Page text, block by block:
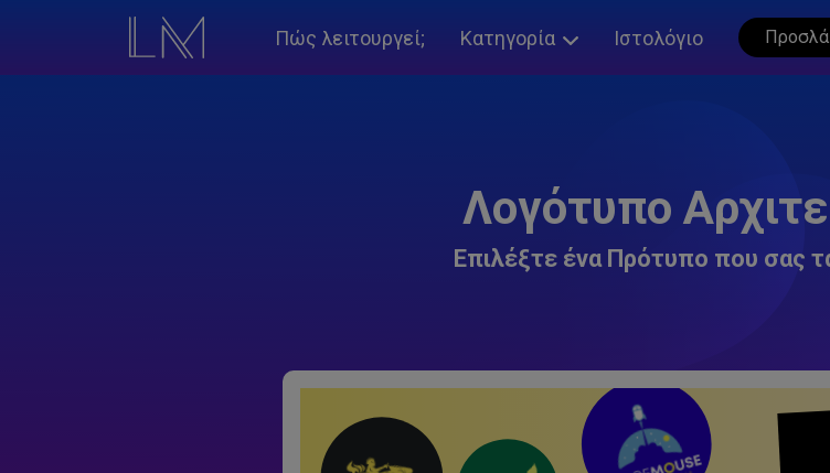
Πώς λειτουργεί; Κατηγορία Ιστολόγιο
Λογότυπο
Επιλέξτε ένα Πρότυπο που σας